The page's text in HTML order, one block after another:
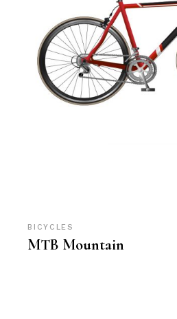
BICYCLES
MTB Mountain